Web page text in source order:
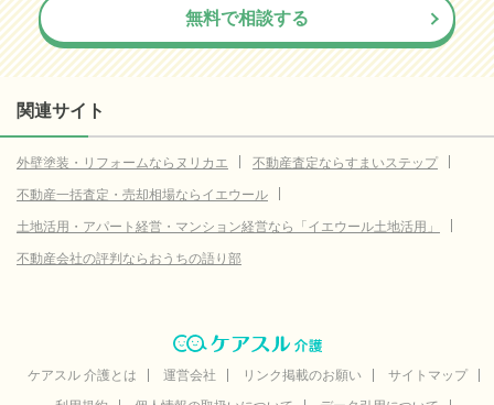
無料で相談する
関連サイト
外壁塗装・リフォームならヌリカエ
不動産査定ならすまいステップ
不動産一括査定・売却相場ならイエウール
土地活用・アパート経営・マンション経営なら「イエウール土地活用」
不動産会社の評判ならおうちの語り部
ケアスル 介護とは 運営会社 リンク掲載のお願い
サイトマップ